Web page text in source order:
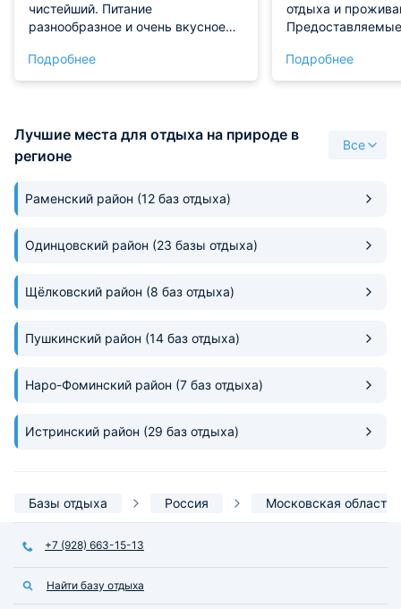
чистейший. Питание
разнообразное и очень вкусное
персонал отзывчивый. Номер
комфортный, со свежим
Подробнее
отдыха и
нас остались
положительные
Подробнее
Лучшие места для отдыха на природе в
регионе
Все
Раменский район (12 баз отдыха)
Одинцовский район (23 базы отдыха)
Щёлковский район (8 баз отдыха)
Пушкинский район (14 баз отдыха)
Наро-Фоминский район (7 баз отдыха)
Истринский район (29 баз отдыха)
Базы отдыха Россия Московская область
+7 (928) 663-15-13
Найти базу отдыха